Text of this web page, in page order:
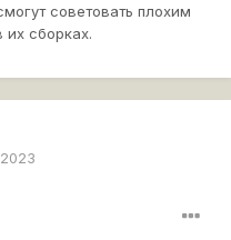
советовать плохим
сборках.